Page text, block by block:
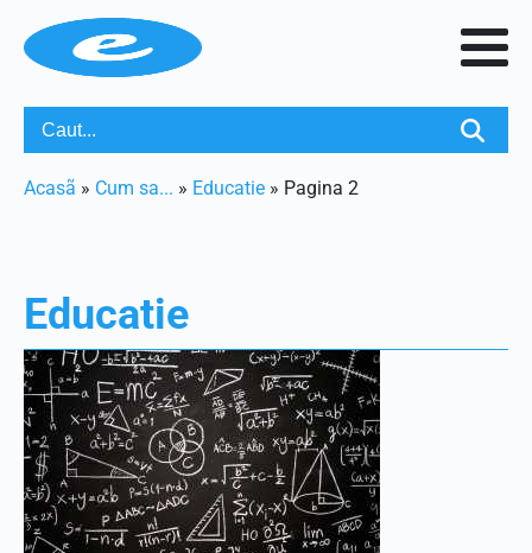
Acasã » Cum sa... » Educatie » Pagina 2
Educatie